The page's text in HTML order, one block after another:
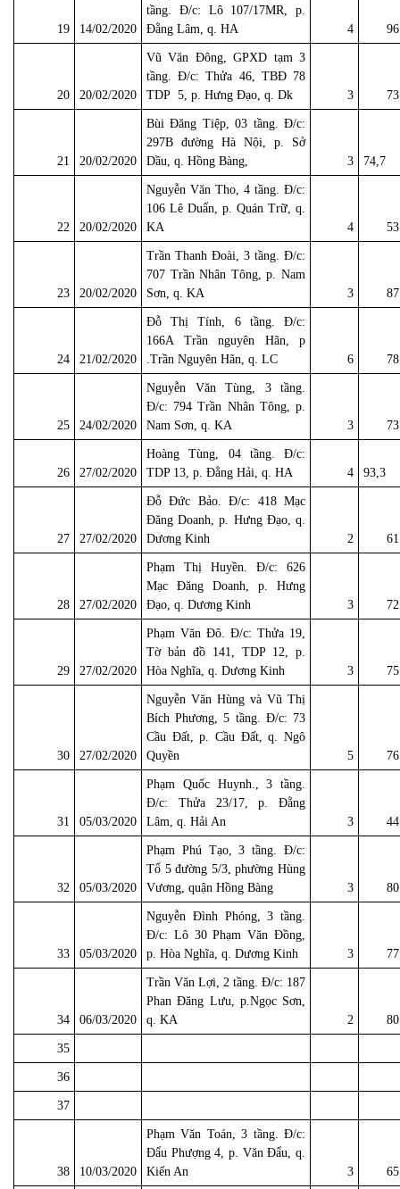
19 14/02/2020
tầng. Đ/c: Lô 107/17MR, p.
Đằng Lâm, q. HA
4 96
20 20/02/2020
Vũ Văn Đông, GPXD tạm 3
tầng. Đ/c: Thửa 46, TBĐ 78
TDP 5, p. Hưng Đạo, q. Dk
3 73
21 20/02/2020
Bùi Đăng Tiệp, 03 tầng. Đ/c:
297B đường Hà Nội, p. Sở
Dầu, q. Hồng Bàng,
3 74,7
22 20/02/2020
Nguyễn Văn Tho, 4 tầng. Đ/c:
106 Lê Duẩn, p. Quán Trữ, q.
KA
4 53
23 20/02/2020
Trần Thanh Đoài, 3 tầng. Đ/c:
707 Trần Nhân Tông, p. Nam
Sơn, q. KA
3 87
24 21/02/2020
Đỗ Thị Tính, 6 tầng. Đ/c:
166A Trần nguyên Hãn, p
.Trần Nguyên Hãn, q. LC
6 78
25 24/02/2020
Nguyễn Văn Tùng, 3 tầng.
Đ/c: 794 Trần Nhân Tông, p.
Nam Sơn, q. KA
3 73
26 27/02/2020
Hoàng Tùng, 04 tầng. Đ/c:
TDP 13, p. Đằng Hải, q. HA
4 93,3
27 27/02/2020
Đỗ Đức Bảo. Đ/c: 418 Mạc
Đăng Doanh, p. Hưng Đạo, q.
Dương Kinh
2 61
28 27/02/2020
Phạm Thị Huyền. Đ/c: 626
Mạc Đăng Doanh, p. Hưng
Đạo, q. Dương Kinh
3 72
29 27/02/2020
Phạm Văn Đô. Đ/c: Thửa 19,
Tờ bản đồ 141, TDP 12, p.
Hòa Nghĩa, q. Dương Kinh
3 75
30 27/02/2020
Nguyễn Văn Hùng và Vũ Thị
Bích Phương, 5 tầng. Đ/c: 73
Cầu Đất, p. Cầu Đất, q. Ngô
Quyền
5 76
31 05/03/2020
Phạm Quốc Huynh., 3 tầng.
Đ/c: Thửa 23/17, p. Đằng
Lâm, q. Hải An
3 44
32 05/03/2020
Phạm Phú Tạo, 3 tầng. Đ/c:
Tổ 5 đường 5/3, phường Hùng
Vương, quận Hồng Bàng
3 80
33 05/03/2020
Nguyễn Đình Phóng, 3 tầng.
Đ/c: Lô 30 Phạm Văn Đồng,
p. Hòa Nghĩa, q. Dương Kinh
3 77
34 06/03/2020
Trần Văn Lợi, 2 tầng. Đ/c: 187
Phan Đăng Lưu, p.Ngọc Sơn,
q. KA
2 80
35
36
37
38 10/03/2020
Phạm Văn Toán, 3 tầng. Đ/c:
Đẩu Phượng 4, p. Văn Đẩu, q.
Kiến An
3 65